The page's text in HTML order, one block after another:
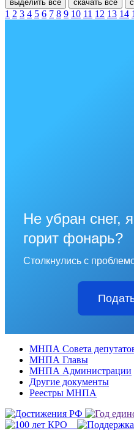
выделить все скачать все
1 2 3 4 5 6 7 8 9 10 11 12 13 14
Не убран снег,
горит фонарь?
Столкнулись с
МНПА Совета
МНПА Главы
МНПА Администрации
Другие документы
Реестры МНПА